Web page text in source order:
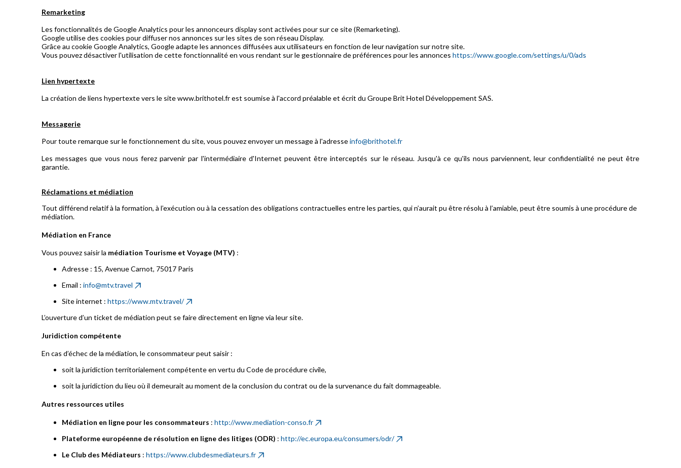
Remarketing
Les fonctionnalités de Google Analytics pour les annonceurs display sont activées pour sur ce site (Remarketing).
Google utilise des cookies pour diffuser nos annonces sur les sites de son réseau Display.
Grâce au cookie Google Analytics, Google adapte les annonces diffusées aux utilisateurs en fonction de leur navigation sur notre site.
Vous pouvez désactiver l'utilisation de cette fonctionnalité en vous rendant sur le gestionnaire de préférences pour les annonces https://www.google.com/settings/u/0/ads
Lien hypertexte
La création de liens hypertexte vers le site www.brithotel.fr est soumise à l'accord préalable et écrit du Groupe Brit Hotel Développement SAS.
Messagerie
Pour toute remarque sur le fonctionnement du site, vous pouvez envoyer un message à l'adresseinfo@brithotel.fr
Les messages que vous nous ferez parvenir par l'intermédiaire d'Internet peuvent être interceptés sur le réseau. Jusqu'à ce qu'ils nous parviennent, leur confidentialité ne peut être
garantie.
Réclamations et médiation
Tout différend relatif à la formation, à l’exécution ou à la cessation des obligations contractuelles entre les parties, qui n’aurait pu être résolu à l’amiable, peut être soumis à une procédure de
médiation.
Médiation en France
Vous pouvez saisir la médiation Tourisme et Voyage (MTV) :
Adresse : 15, Avenue Carnot, 75017 Paris
Email : info@mtv.travel
Site internet : https://www.mtv.travel/
L’ouverture d’un ticket de médiation peut se faire directement en ligne via leur site.
Juridiction compétente
En cas d’échec de la médiation, le consommateur peut saisir :
soit la juridiction territorialement compétente en vertu du Code de procédure civile,
soit la juridiction du lieu où il demeurait au moment de la conclusion du contrat ou de la survenance du fait dommageable.
Autres ressources utiles
Médiation en ligne pour les consommateurs : http://www.mediation-conso.fr
Plateforme européenne de résolution en ligne des litiges (ODR) : http://ec.europa.eu/consumers/odr/
Le Club des Médiateurs : https://www.clubdesmediateurs.fr